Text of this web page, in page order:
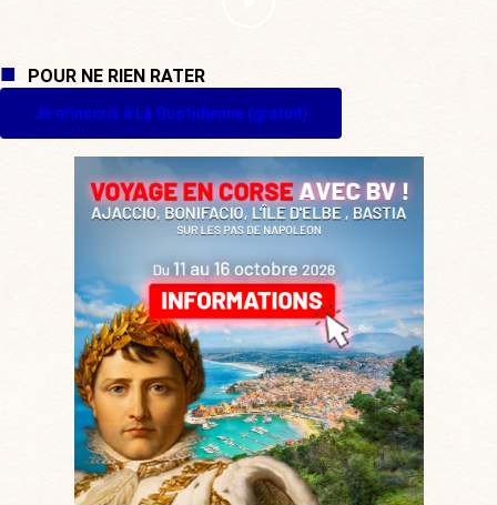
POUR NE RIEN RATER
Je m'inscris à La Quotidienne (gratuit)